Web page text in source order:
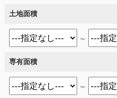
土地面積
～
専有面積
～